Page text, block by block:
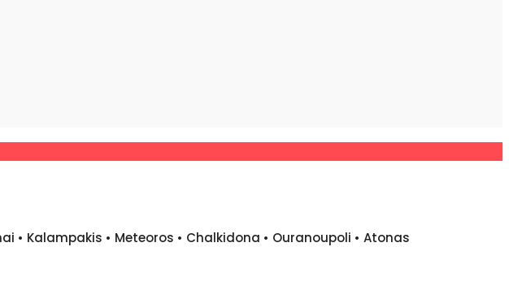
• Kalampakis • Meteoros • Chalkidona • Ouranoupoli • Atonas